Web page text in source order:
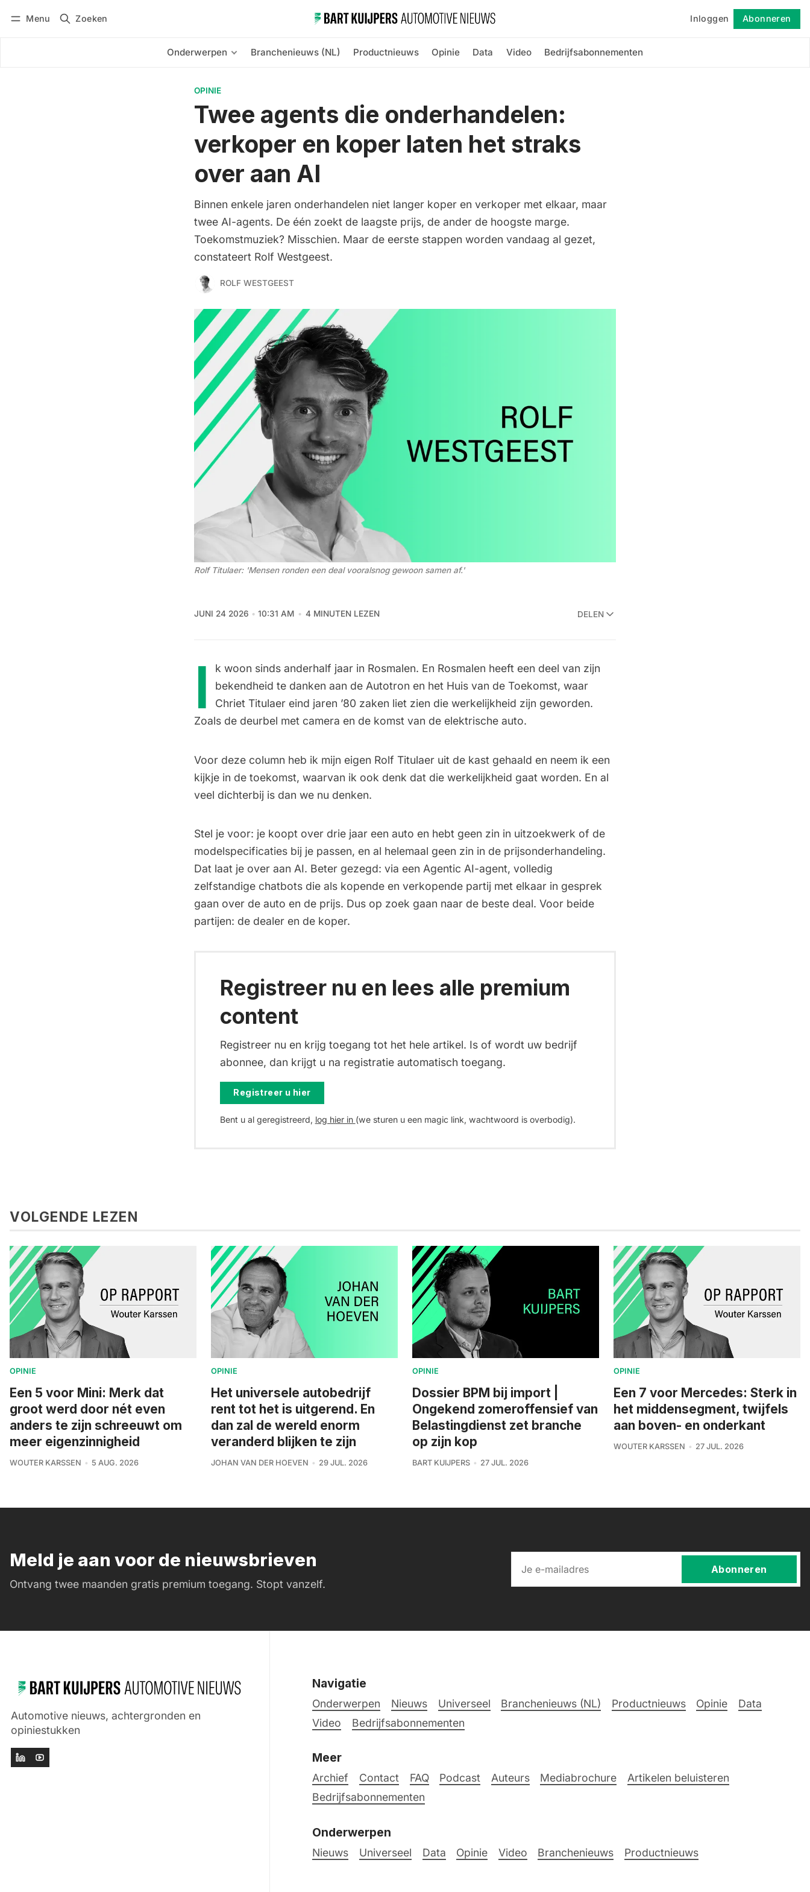
Menu Zoeken Inloggen Abonneren
Onderwerpen Branchenieuws (NL) Productnieuws Opinie Data Video Bedrijfsabonnementen
OPINIE
Twee agents die onderhandelen:
verkoper en koper laten het straks
over aan AI
Binnen enkele jaren onderhandelen niet langer koper en verkoper met elkaar, maar
twee AI-agents. De één zoekt de laagste prijs, de ander de hoogste marge.
Toekomstmuziek? Misschien. Maar de eerste stappen worden vandaag al gezet,
constateert Rolf Westgeest.
ROLF WESTGEEST
Rolf Titulaer: 'Mensen ronden een deal vooralsnog gewoon samen af.'
JUNI 24 2026 10:31 AM 4 MINUTEN LEZEN DELEN
I
k woon sinds anderhalf jaar in Rosmalen. En Rosmalen heeft een deel van zijn
bekendheid te danken aan de Autotron en het Huis van de Toekomst, waar
Chriet Titulaer eind jaren ’80 zaken liet zien die werkelijkheid zijn geworden.
Zoals de deurbel met camera en de komst van de elektrische auto.
Voor deze column heb ik mijn eigen Rolf Titulaer uit de kast gehaald en neem ik een
kijkje in de toekomst, waarvan ik ook denk dat die werkelijkheid gaat worden. En al
veel dichterbij is dan we nu denken.
Stel je voor: je koopt over drie jaar een auto en hebt geen zin in uitzoekwerk of de
modelspecificaties bij je passen, en al helemaal geen zin in de prijsonderhandeling.
Dat laat je over aan AI. Beter gezegd: via een Agentic AI-agent, volledig
zelfstandige chatbots die als kopende en verkopende partij met elkaar in gesprek
gaan over de auto en de prijs. Dus op zoek gaan naar de beste deal. Voor beide
partijen: de dealer en de koper.
Registreer nu en lees alle premium
content
Registreer nu en krijg toegang tot het hele artikel. Is of wordt uw bedrijf
abonnee, dan krijgt u na registratie automatisch toegang.
Registreer u hier
Bent u al geregistreerd, log hier in (we sturen u een magic link, wachtwoord is overbodig).
VOLGENDE LEZEN
OPINIE
Een 5 voor Mini: Merk dat
groot werd door nét even
anders te zijn schreeuwt om
meer eigenzinnigheid
WOUTER KARSSEN 5 AUG. 2026
OPINIE
Het universele autobedrijf
rent tot het is uitgerend. En
dan zal de wereld enorm
veranderd blijken te zijn
JOHAN VAN DER HOEVEN 29 JUL. 2026
OPINIE
Dossier BPM bij import |
Ongekend zomeroffensief van
Belastingdienst zet branche
op zijn kop
BART KUIJPERS 27 JUL. 2026
OPINIE
Een 7 voor Mercedes: Sterk in
het middensegment, twijfels
aan boven- en onderkant
WOUTER KARSSEN 27 JUL. 2026
Meld je aan voor de nieuwsbrieven
Ontvang twee maanden gratis premium toegang. Stopt vanzelf.
Abonneren
Automotive nieuws, achtergronden en
opiniestukken
Navigatie
Onderwerpen Nieuws Universeel Branchenieuws (NL) Productnieuws Opinie
Data
Video
Bedrijfsabonnementen
Meer
Archief Contact FAQ Podcast Auteurs Mediabrochure
Artikelen beluisteren
Bedrijfsabonnementen
Onderwerpen
Nieuws Universeel Data Opinie Video Branchenieuws Productnieuws